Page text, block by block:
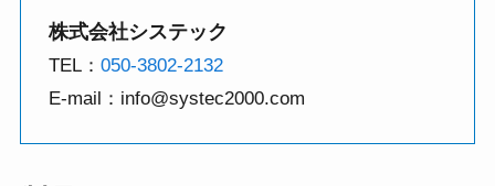
株式会社システック
TEL：050-3802-2132
E-mail：info@systec2000.com